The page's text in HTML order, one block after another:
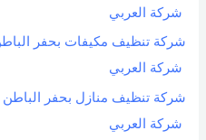
شركة العربي
شركة العربي
شركة العربي